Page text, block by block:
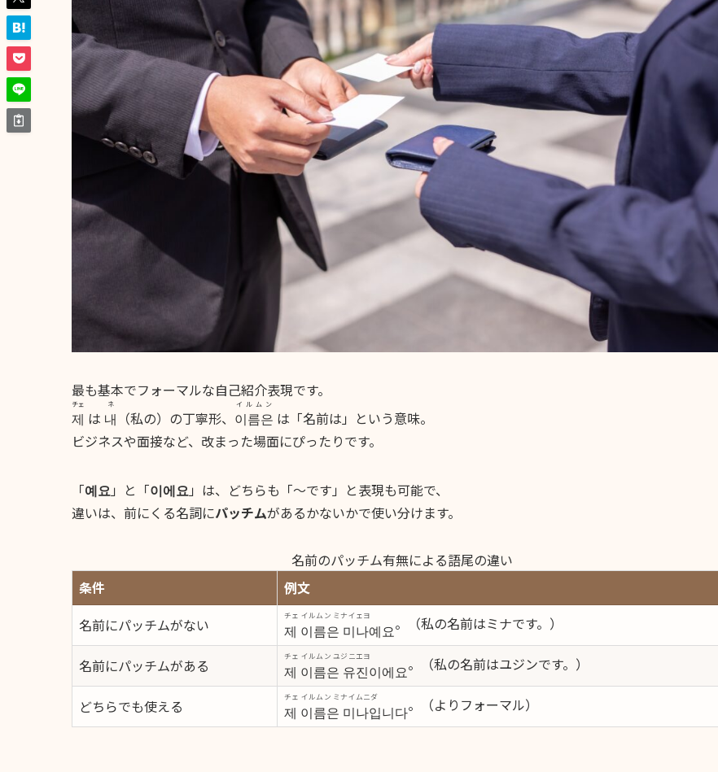
最も基本でフォーマルな自己紹介表現です。
제
チェ
は 내
ネ
（私の）の丁寧形、 이름은
イルムン
は「名前は」という意味。
ビジネスや面接など、改まった場面にぴったりです。
「예요」と「이에요」は、どちらも「〜です」と表現も可能で、
違いは、前にくる名詞にパッチムがあるかないかで使い分けます。
名前のパッチム有無による語尾の違い
条件
例文
名前にパッチムがない
제 이름은 미나예요
チェ イルムン ミナイェヨ 。（私の名前はミナです。）
名前にパッチムがある 제 이름은 유진이에요
チェ イルムン ユジニエヨ 。（私の名前はユジンです。）
どちらでも使える 제 이름은 미나입니다
チェ イルムン ミナイムニダ 。（よりフォーマル）